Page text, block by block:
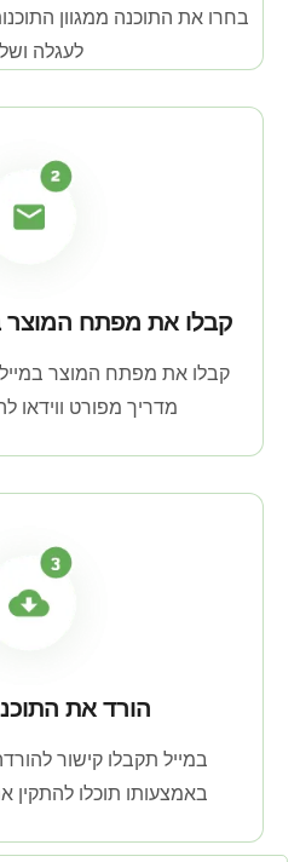
בחרו את התוכנה ממגוון
לעגלה
קבלו את מפתח המוצר
קבלו את מפתח המוצר
מדריך מפורט ווידאו
הורד את
במייל תקבלו קישור
באמצעותו תוכלו להתקין